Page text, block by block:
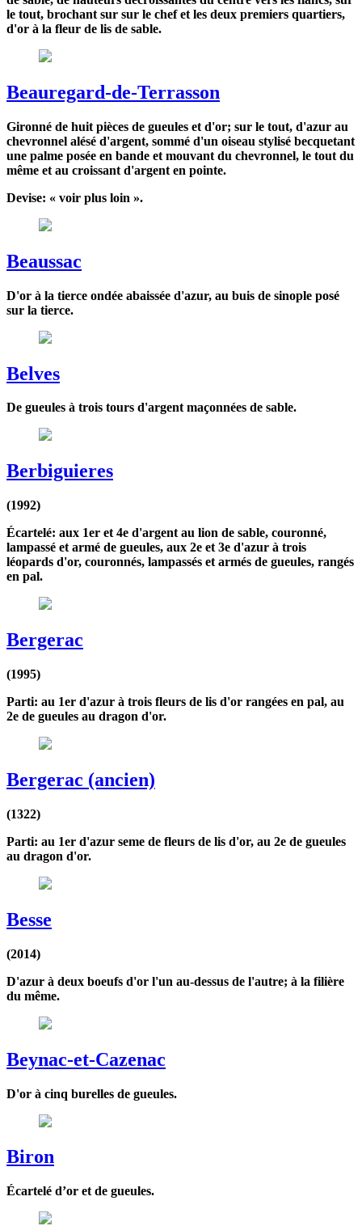
le tout, brochant sur sur le chef et les deux premiers quartiers,
d'or à la fleur de lis de sable.
Beauregard-de-Terrasson
Gironné de huit pièces de gueules et d'or; sur le tout, d'azur au
chevronnel alésé d'argent, sommé d'un oiseau stylisé becquetant
une palme posée en bande et mouvant du chevronnel, le tout du
même et au croissant d'argent en pointe.
Devise: « voir plus loin ».
Beaussac
D'or à la tierce ondée abaissée d'azur, au buis de sinople posé
sur la tierce.
Belves
De gueules à trois tours d'argent maçonnées de sable.
Berbiguieres
(1992)
Écartelé: aux 1er et 4e d'argent au lion de sable, couronné,
lampassé et armé de gueules, aux 2e et 3e d'azur à trois
léopards d'or, couronnés, lampassés et armés de gueules, rangés
en pal.
Bergerac
(1995)
Parti: au 1er d'azur à trois fleurs de lis d'or rangées en pal, au
2e de gueules au dragon d'or.
Bergerac (ancien)
(1322)
Parti: au 1er d'azur seme de fleurs de lis d'or, au 2e de gueules
au dragon d'or.
Besse
(2014)
D'azur à deux boeufs d'or l'un au-dessus de l'autre; à la filière
du même.
Beynac-et-Cazenac
D'or à cinq burelles de gueules.
Biron
Écartelé d’or et de gueules.